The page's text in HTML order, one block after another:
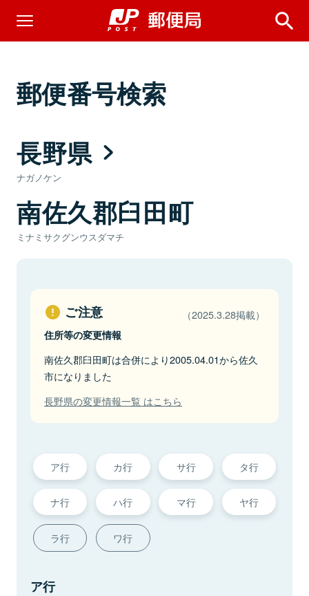
郵便番号検索
長野県
ナガノケン
南佐久郡臼田町
ミナミサクグンウスダマチ
ご注意 （2025.3.28掲載）
住所等の変更情報
南佐久郡臼田町は合併により2005.04.01から佐久
市になりました
長野県の変更情報一覧 はこちら
ア行 カ行 サ行 タ行
ナ行 ハ行 マ行 ヤ行
ラ行 ワ行
ア行